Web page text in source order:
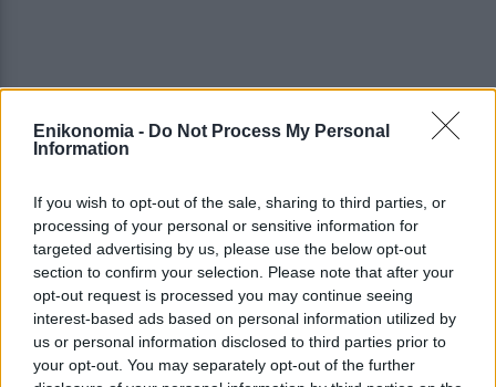
Enikonomia - Do Not Process My Personal
Information
If you wish to opt-out of the sale, sharing to third parties, or
processing of your personal or sensitive information for
targeted advertising by us, please use the below opt-out
section to confirm your selection. Please note that after your
opt-out request is processed you may continue seeing
interest-based ads based on personal information utilized by
us or personal information disclosed to third parties prior to
your opt-out. You may separately opt-out of the further
Στην αγορά της Ρωσίας, υπάρχουν και πολλές
προκλήσεις τις οποίες
επιχειρήσεις που επιθυμούν να
εισέλθουν στην αγορά. Τέτοιες είναι για παράδειγμα, η
αυξημένη γραφειοκρατία
και η πολυπλοκότητα της νομοθεσίας σε τομείς που
επηρεάζουν τη λειτουργία και
δραστηριοποίηση μιας επιχείρησης όπως π.χ. η
πιστοποίηση προϊόντων, η έκδοση